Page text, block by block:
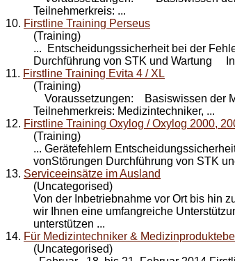
Teilnehmerkreis: ...
10. Firstline Training Perseus
(Training)
... Entscheidungssicherheit bei der
Durchführung von STK und Wartung
11. Firstline Training Evita 4 / XL
(Training)
Voraussetzungen: Basiswissen der
Teilnehmerkreis: Medizintechniker, ...
12. Firstline Training Oxylog / Oxylog 2000,
(Training)
... Gerätefehlern
vonStörungen Durchführung von STK
13. Serviceeinsätze im Ausland
(Uncategorised)
Von der Inbetriebnahme vor Ort bis hin
wir Ihnen eine umfangreiche
unterstützen ...
14. Für Medizintechniker &
(Uncategorised)